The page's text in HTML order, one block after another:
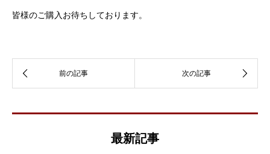
皆様のご購入お待ちしております。
最新記事